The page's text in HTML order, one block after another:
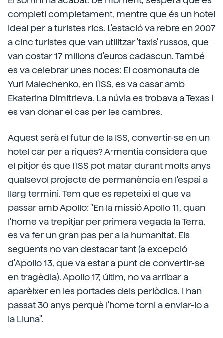
completi completament, mentre que és un hotel
ideal per a turistes rics. L'estació va rebre en 2007
a cinc turistes que van utilitzar 'taxis' russos, que
van costar 17 milions d'euros cadascun. També
es va celebrar unes noces: El cosmonauta de
Yuri Malechenko, en l'ISS, es va casar amb
Ekaterina Dimitrieva. La núvia es trobava a Texas i
es van donar el cas per les cambres.
Aquest serà el futur de la ISS, convertir-se en un
hotel car per a riques? Armentia considera que
el pitjor és que l'ISS pot matar durant molts anys
qualsevol projecte de permanència en l'espai a
llarg termini. Tem que es repeteixi el que va
passar amb Apollo: "En la missió Apollo 11, quan
l'home va trepitjar per primera vegada la Terra,
es va fer un gran pas per a la humanitat. Els
següents no van destacar tant (a excepció
d'Apollo 13, que va estar a punt de convertir-se
en tragèdia). Apollo 17, últim, no va arribar a
aparèixer en les portades dels periòdics. I han
passat 30 anys perquè l'home torni a enviar-lo a
la Lluna".